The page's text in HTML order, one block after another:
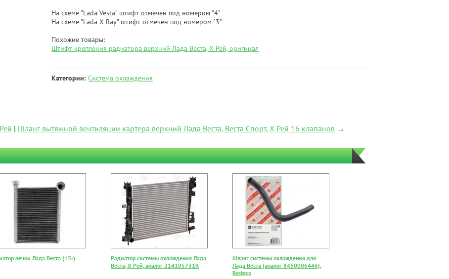
На схеме "Lada Vesta" штифт отмечен под номером "4"
На схеме "Lada X-Ray" штифт отмечен под номером "3"
Похожие товары:
Штифт крепления радиатора верхний Лада Веста, Х Рей, оригинал
Категории: Система охлаждения
| Шланг вытяжной вентиляции картера верхний Лада Веста, Веста Спорт, Х Рей 16 клапанов →
печки Лада Веста (15-)
Радиатор системы охлаждения Лада
Веста, Х Рей, аналог 214105731R
Шланг системы охлаждения для
Лада Веста (аналог 8450006446),
Rosteco